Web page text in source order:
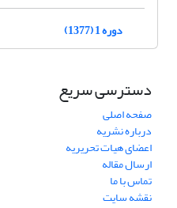
دوره 1 (1377)
دسترسی سریع
صفحه اصلی
درباره نشریه
اعضای هیات تحریریه
ارسال مقاله
تماس با ما
نقشه سایت